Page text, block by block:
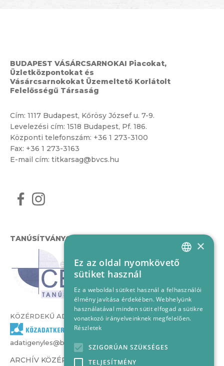
BUDAPEST VÁSÁRCSARNOKAI Piacokat,
Üzletközpontokat és
Vásárcsarnokokat Üzemeltető Korlátolt
Felelősségű Társaság
Cím: 1117 Budapest, Kőrösy József u. 7-9.
Levelezési cím: 1518 Budapest, Pf. 186.
Központi telefonszám: +36 1 273-3100
Fax: +36 1 273-3163
E-mail cím: titkarsag@bvcs.hu
TANÚSÍTVÁNYOK
KÖZÉRDEKŰ ADATOK
adatigenyles@bvcs.hu
ARCHÍV KÖZÉRDEKŰ ADATOK –
HUNGARIAN
×
Ez az oldal nyomkövető
sütiket használ
Ez a weboldal sütiket használ a felhasználói
élmény javítása érdekében. Webhelyünk
használatával minden sütit elfogad a sütikre
vonatkozó irányelveinknek megfelelően.
Részletek
SZIGORÚAN SZÜKSÉGES
TELJESÍTMÉNY